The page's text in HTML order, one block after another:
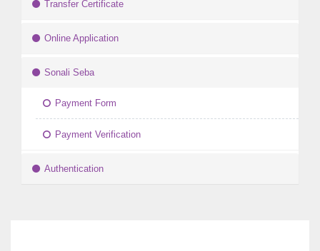
Transfer Certificate
Online Application
Sonali Seba
Payment Form
Payment Verification
Authentication